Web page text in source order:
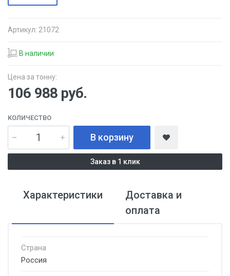
Артикул: 21072
В наличии
Цена за тонну:
106 988 руб.
КОЛИЧЕСТВО
В корзину
Заказ в 1 клик
Характеристики
Доставка и
оплата
Страна
Россия